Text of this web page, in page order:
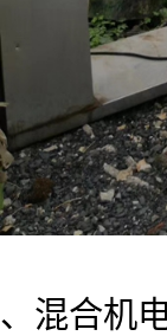
、混合机